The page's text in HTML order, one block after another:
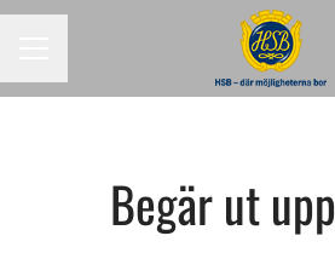
Begär ut